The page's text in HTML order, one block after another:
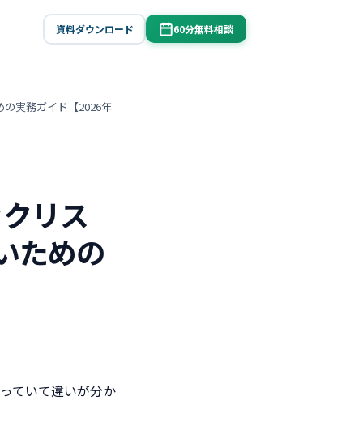
資料ダウンロード 60分無料相談
実務ガイド【2026年
リス
ための
ていて違いが分か